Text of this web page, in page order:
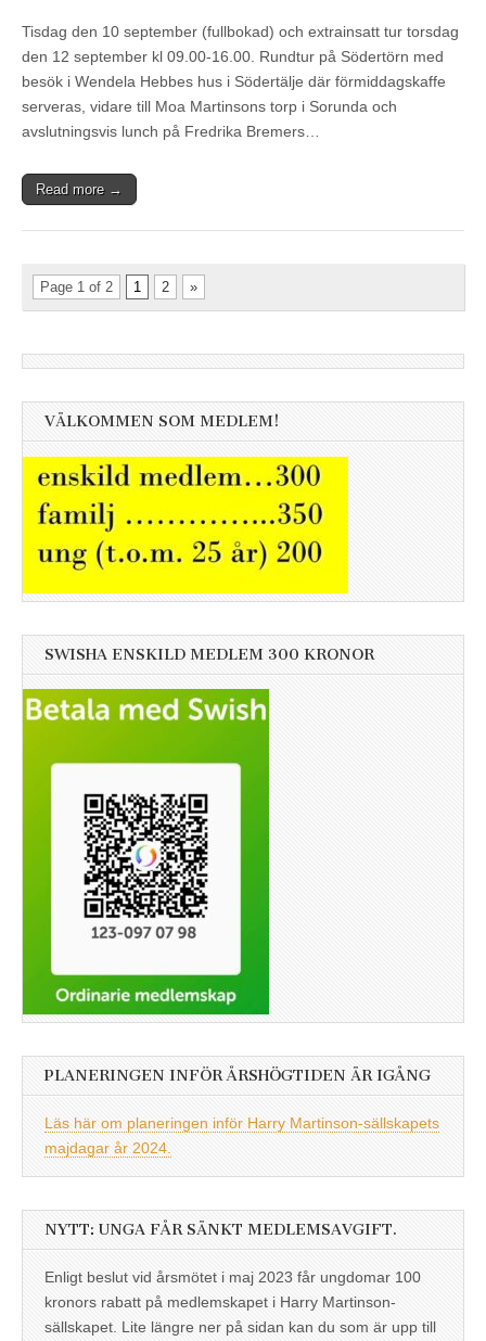
Tisdag den 10 september (fullbokad) och extrainsatt tur torsdag
den 12 september kl 09.00-16.00. Rundtur på Södertörn med
besök i Wendela Hebbes hus i Södertälje där förmiddagskaffe
serveras, vidare till Moa Martinsons torp i Sorunda och
avslutningsvis lunch på Fredrika Bremers…
Read more →
Page 1 of 2 1 2 »
VÄLKOMMEN SOM MEDLEM!
SWISHA ENSKILD MEDLEM 300 KRONOR
PLANERINGEN INFÖR ÅRSHÖGTIDEN ÄR IGÅNG
Läs här om planeringen inför Harry Martinson-sällskapets
majdagar år 2024.
NYTT: UNGA FÅR SÄNKT MEDLEMSAVGIFT.
Enligt beslut vid årsmötet i maj 2023 får ungdomar 100
kronors rabatt på medlemskapet i Harry Martinson-
sällskapet. Lite längre ner på sidan kan du som är upp till